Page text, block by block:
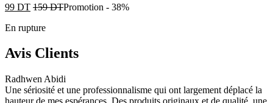
99 DT 159DTPromotion - 38%
En rupture
Avis Clients
Radhwen Abidi
Une sériosité et une professionnalisme qui ont largement déplacé la